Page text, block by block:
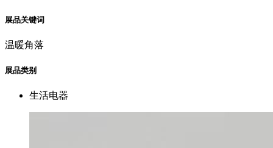
展品关键词
温暖角落
展品类别
生活电器